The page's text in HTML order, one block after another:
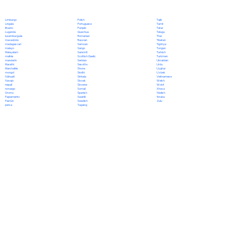
Limburgo
Lingala
lituano
Luganda
luxemburgués
macedónio
madagascarí
malayo
Malayalam
maltés
mandarín
Marathi
Marshallés
mongol
Náhuatl
Navajo
nepalí
noruego
Oromo
Papiamento
Pastún
persa
Polish
Portuguese
Punjabi
Quechua
Romanian
Russian
Samoan
Sango
Sanskrit
Scottish Gaelic
Serbian
Sesotho
Shona
Sindhi
Sinhala
Slovak
Slovene
Somali
Spanish
Swahili
Swedish
Tagalog
Tajik
Tamil
Tatar
Telugu
Thai
Tibetan
Tigrinya
Tongan
Turkish
Turkmen
Ukrainian
Urdu
Uyghur
Uzbek
Vietnamese
Welsh
Wolof
Xhosa
Yiddish
Yoruba
Zulu